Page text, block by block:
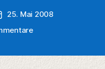
25. Mai 2008
zu